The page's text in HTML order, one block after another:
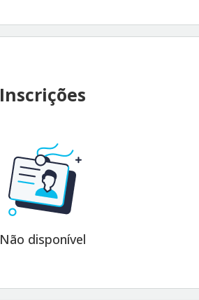
Inscrições
Não disponível